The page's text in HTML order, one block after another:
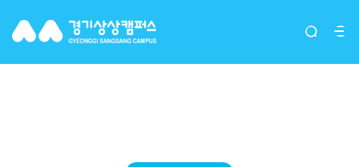
입주단체(그루버)